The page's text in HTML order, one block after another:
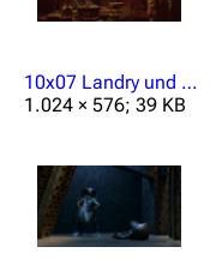
10x07 Landry und Se'tak.jpg
1.024 × 576; 39 KB